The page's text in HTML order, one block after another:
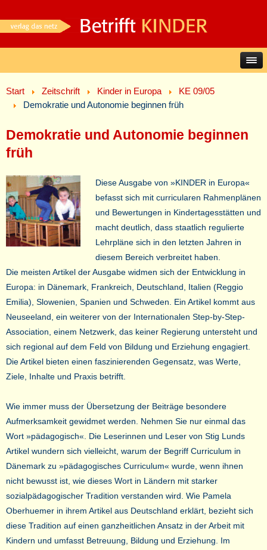
Start Zeitschrift Kinder in Europa
KE 09/05
Demokratie und Autonomie beginnen früh
Demokratie und Autonomie beginnen
früh
Diese Ausgabe von »KINDER in Europa«
befasst sich mit curricularen Rahmenplänen
und Bewertungen in Kindertagesstätten und
macht deutlich, dass staatlich regulierte
Lehrpläne sich in den letzten Jahren in
diesem Bereich verbreitet haben.
Die meisten Artikel der Ausgabe widmen sich der Entwicklung in
Europa: in Dänemark, Frankreich, Deutschland, Italien (Reggio
Emilia), Slowenien, Spanien und Schweden. Ein Artikel kommt aus
Neuseeland, ein weiterer von der Internationalen Step-by-Step-
Association, einem Netzwerk, das keiner Regierung untersteht und
sich regional auf dem Feld von Bildung und Erziehung engagiert.
Die Artikel bieten einen faszinierenden Gegensatz, was Werte,
Ziele, Inhalte und Praxis betrifft.
Wie immer muss der Übersetzung der Beiträge besondere
Aufmerksamkeit gewidmet werden. Nehmen Sie nur einmal das
Wort »pädagogisch«. Die Leserinnen und Leser von Stig Lunds
Artikel wundern sich vielleicht, warum der Begriff Curriculum in
Dänemark zu »pädagogisches Curriculum« wurde, wenn ihnen
nicht bewusst ist, wie dieses Wort in Ländern mit starker
sozialpädagogischer Tradition verstanden wird. Wie Pamela
Oberhuemer in ihrem Artikel aus Deutschland erklärt, bezieht sich
diese Tradition auf einen ganzheitlichen Ansatz in der Arbeit mit
Kindern und umfasst Betreuung, Bildung und Erziehung. Im